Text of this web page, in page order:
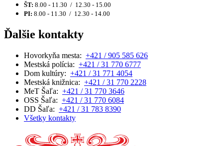
ŠT: 8.00 - 11.30 / 12.30 - 15.00
PI: 8.00 - 11.30 / 12.30 - 14.00
Ďalšie kontakty
Hovorkyňa mesta: +421 / 905 585 626
Mestská polícia: +421 / 31 770 6777
Dom kultúry: +421 / 31 771 4054
Mestská knižnica: +421 / 31 770 2228
MeT Šaľa: +421 / 31 770 3646
OSS Šaľa: +421 / 31 770 6084
DD Šaľa: +421 / 31 783 8390
Všetky kontakty